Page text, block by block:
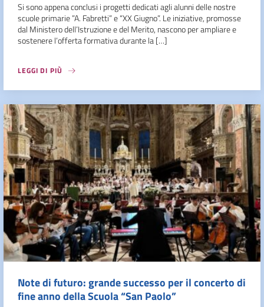
Si sono appena conclusi i progetti dedicati agli alunni delle nostre
scuole primarie ”A. Fabretti” e “XX Giugno”. Le iniziative, promosse
dal Ministero dell’Istruzione e del Merito, nascono per ampliare e
sostenere l’offerta formativa durante la […]
LEGGI DI PIÙ
Note di futuro: grande successo per il concerto di
fine anno della Scuola “San Paolo”